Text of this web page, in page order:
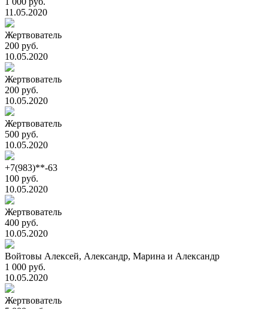
11.05.2020
Жертвователь
200 руб.
10.05.2020
Жертвователь
200 руб.
10.05.2020
Жертвователь
500 руб.
10.05.2020
+7(983)**-63
100 руб.
10.05.2020
Жертвователь
400 руб.
10.05.2020
Войтовы Алексей, Александр, Марина и Александр
1 000 руб.
10.05.2020
Жертвователь